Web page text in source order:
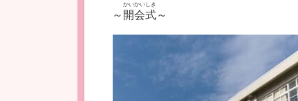
～ 開会式
かいかいしき
～